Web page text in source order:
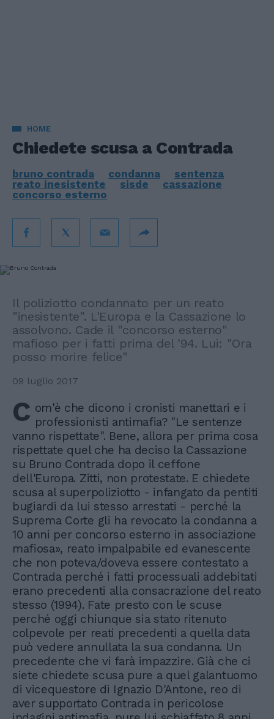
HOME
Chiedete scusa a Contrada
bruno contrada condanna
sentenza
reato inesistente
sisde
cassazione
concorso esterno
Il poliziotto condannato per un reato
"inesistente". L'Europa e la Cassazione lo
assolvono. Cade il "concorso esterno"
mafioso per i fatti prima del '94. Lui: "Ora
posso morire felice"
09 luglio 2017
C om'è che dicono i cronisti manettari e i
professionisti antimafia? "Le sentenze
vanno rispettate". Bene, allora per prima cosa
rispettate quel che ha deciso la Cassazione
su Bruno Contrada dopo il ceffone
dell'Europa. Zitti, non protestate. E chiedete
scusa al superpoliziotto - infangato da pentiti
bugiardi da lui stesso arrestati - perché la
Suprema Corte gli ha revocato la condanna a
10 anni per concorso esterno in associazione
mafiosa», reato impalpabile ed evanescente
che non poteva/doveva essere contestato a
Contrada perché i fatti processuali addebitati
erano precedenti alla consacrazione del reato
stesso (1994). Fate presto con le scuse
perché oggi chiunque sia stato ritenuto
colpevole per reati precedenti a quella data
può vedere annullata la sua condanna. Un
precedente che vi farà impazzire. Già che ci
siete chiedete scusa pure a quel galantuomo
di vicequestore di Ignazio D'Antone, reo di
aver supportato Contrada in pericolose